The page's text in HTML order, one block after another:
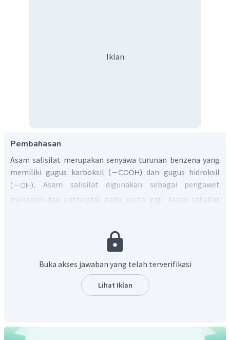
Iklan
Pembahasan
Asam salisilat merupakan senyawa turunan benzena yang
memiliki gugus karboksil
dan gugus hidroksil
Asam salisilat digunakan sebagai pengawet
makanan dan antiseptik pada pasta gigi. Asam salisilat
untuk berbagai penyakit kulit, seperti panu dan kutu air.
Asam salisilat juga ditambahkan dalam sampo karena
dapat mengikis lapisan ketombe dan secara aktif
menghambat pertumbuhan mikroorganisme di
Jadi, asam salisilat bisa digunakan sebagai pengawet
makanan, antiseptik pada pasta gigi ataupun
Buka akses jawaban yang telah terverifikasi
Lihat Iklan